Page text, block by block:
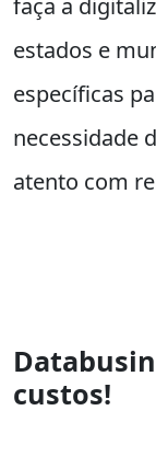
faça a
estados e
específicas
necessidade
atento com
custos!